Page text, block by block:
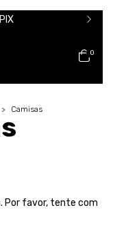
0
> Camisas
Por favor, tente com